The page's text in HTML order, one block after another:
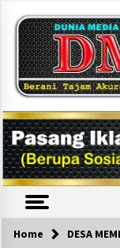
content
Home DESA